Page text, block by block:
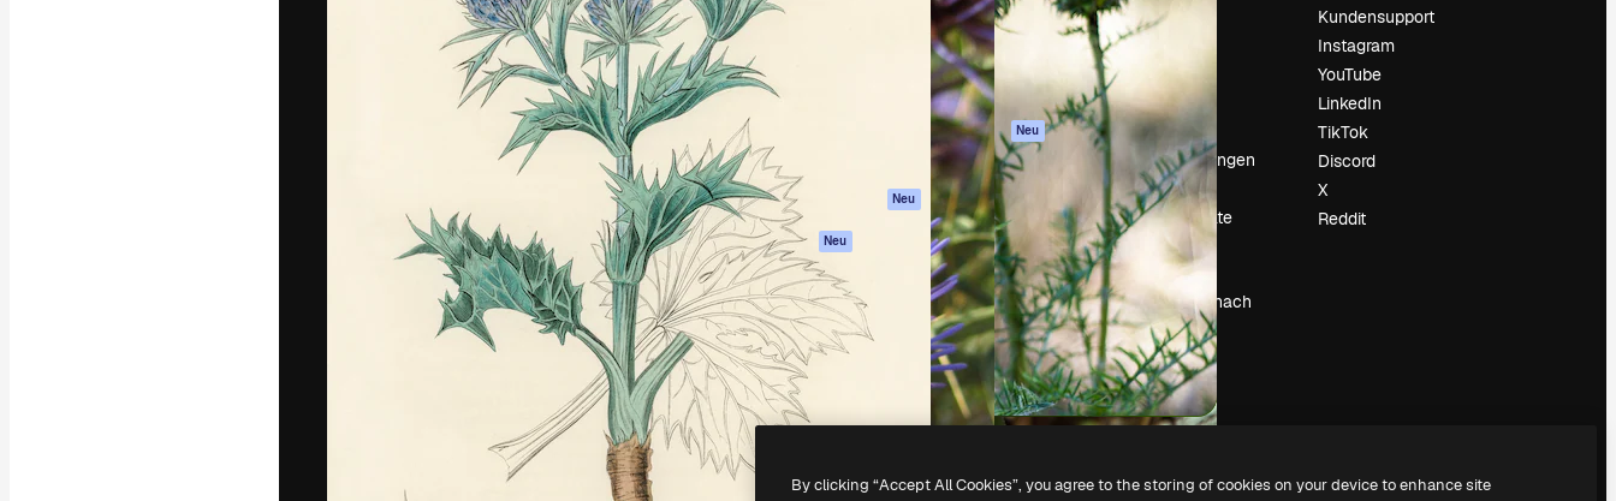
Arbeit zu verwirklichen. Mehr als 1 Million
Abonnenten unter Kreativen, Unternehmen,
Agenturen und Studios.
Deutsch
KI-Assistent
KI-Videogenerator
KI-
Stock-Inhalte
MCP für
Claude/ChatGPT
Neu
Agenten Neu
API
Mobile App
Alle Magnific-Tools
Dokumentation
Support
AGB
Datenschutzerklärung
Originale
Neu
Cookie-Richtlinie
Vertrauenszentrum
Partner
Unternehmen
Über uns
Reviews
Karriere
Suchtrends
Blog
Veranstaltungen
Slidesgo
Deine Inhalte
verkaufen
Pressesaal
Suchst du nach
magnific.ai
Kundensupport
Instagram
YouTube
LinkedIn
TikTok
Discord
X
Reddit
2026Freepik Company S.L.U. Alle Rechte vorbehalten
By clicking “Accept All Cookies”, you agree to the storing of cookies on your device to enhance site